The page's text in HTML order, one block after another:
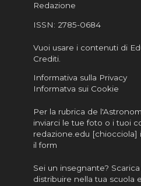
Redazione
ISSN: 2785-0684
Vuoi usare i contenuti di
Crediti.
Informativa sulla Privacy
Informatva sui Cookie
Per la rubrica de
inviarci le tue foto o i tuoi
redazione.edu [chiocciola]
il form
Sei un insegnante?
distribuire nella tua scuola